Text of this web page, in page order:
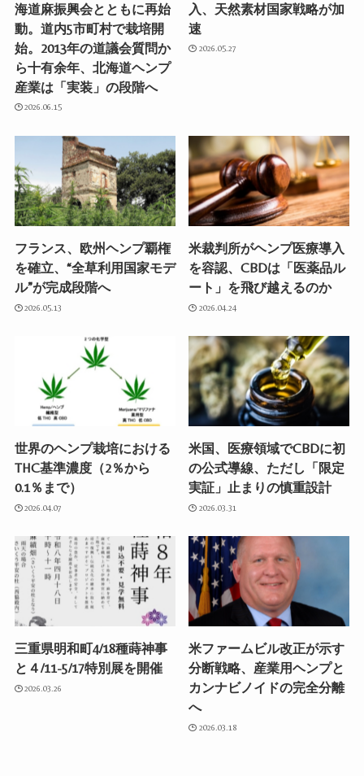
海道麻振興会とともに再始
動。道内5市町村で栽培開
始。2013年の道議会質問か
ら十有余年、北海道ヘンプ
産業は「実装」の段階へ
2026.06.15
入、天然素材国家戦略が加
速
2026.05.27
フランス、欧州ヘンプ覇権
を確立、“全草利用国家モデ
ル”が完成段階へ
2026.05.13
米裁判所がヘンプ医療導入
を容認、CBDは「医薬品ル
ート」を飛び越えるのか
2026.04.24
世界のヘンプ栽培における
THC基準濃度（2％から
0.1％まで）
2026.04.07
米国、医療領域でCBDに初
の公式導線、ただし「限定
実証」止まりの慎重設計
2026.03.31
三重県明和町4/18種蒔神事
と４/11-5/17特別展を開催
2026.03.26
米ファームビル改正が示す
分断戦略、産業用ヘンプと
カンナビノイドの完全分離
へ
2026.03.18